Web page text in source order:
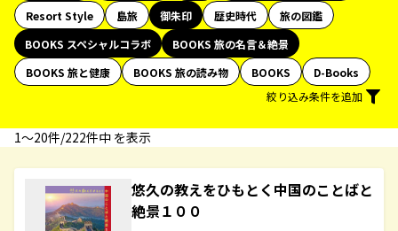
Resort Style
島旅 御朱印 歴史時代
旅の図鑑
BOOKS スペシャルコラボ
BOOKS 旅の名言＆絶景
BOOKS 旅と健康
BOOKS 旅の読み物 BOOKS
D-Books
絞り込み条件を追加
1〜20件/222件中 を表示
悠久の教えをひもとく中国のことばと
絶景１００